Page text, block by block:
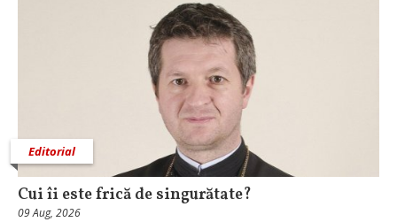
Editorial
Cui îi este frică de singurătate?
09 Aug, 2026